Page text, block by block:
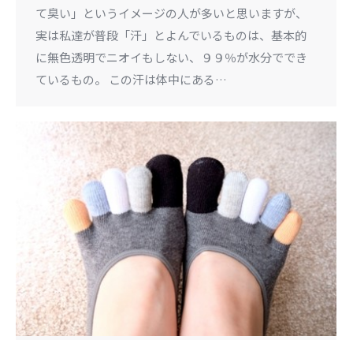
て臭い」というイメージの人が多いと思いますが、
実は私達が普段「汗」とよんでいるものは、基本的
に無色透明でニオイもしない、９９％が水分ででき
ているもの。 この汗は体中にある…